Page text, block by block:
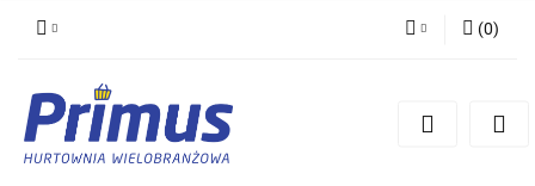
Zarejestruj się
(0)